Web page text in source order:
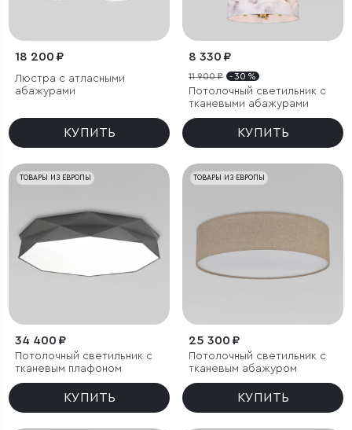
18 200 ₽
Люстра с атласными
абажурами
КУПИТЬ
8 330 ₽
11 900 ₽ - 30 %
Потолочный светильник с
тканевыми абажурами
КУПИТЬ
ТОВАРЫ ИЗ ЕВРОПЫ
34 400 ₽
Потолочный светильник с
тканевым плафоном
КУПИТЬ
ТОВАРЫ ИЗ ЕВРОПЫ
25 300 ₽
Потолочный светильник с
тканевым абажуром
КУПИТЬ